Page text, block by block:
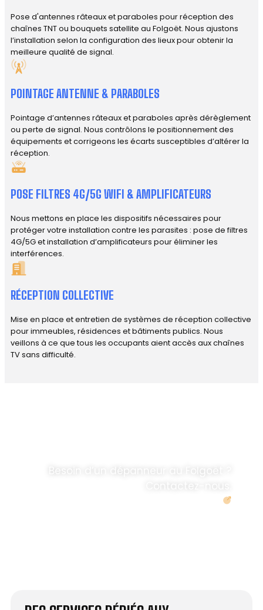
Pose d'antennes râteaux et paraboles pour réception des
chaînes TNT ou bouquets satellite au Folgoët. Nous ajustons
l’installation selon la configuration des lieux pour obtenir la
meilleure qualité de signal.
POINTAGE ANTENNE & PARABOLES
Pointage d’antennes râteaux et paraboles après dérèglement
ou perte de signal. Nous contrôlons le positionnement des
équipements et corrigeons les écarts susceptibles d’altérer la
réception.
POSE FILTRES 4G/5G WIFI & AMPLIFICATEURS
Nous mettons en place les dispositifs nécessaires pour
protéger votre installation contre les parasites : pose de filtres
4G/5G et installation d’amplificateurs pour éliminer les
interférences.
RÉCEPTION COLLECTIVE
Mise en place et entretien de systèmes de réception collective
pour immeubles, résidences et bâtiments publics. Nous
veillons à ce que tous les occupants aient accès aux chaînes
TV sans difficulté.
Besoin d’un dépanneur au Folgoët ?